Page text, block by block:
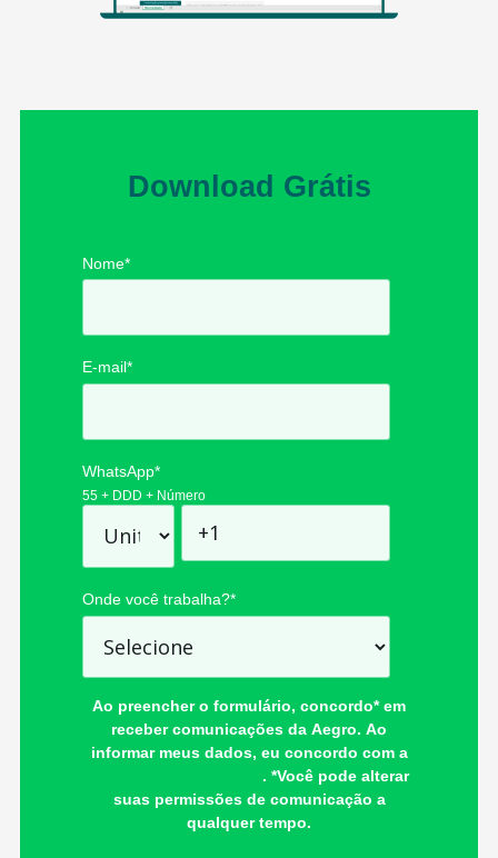
Download Grátis
Nome*
E-mail*
WhatsApp*
55 + DDD + Número
Onde você trabalha?*
Ao preencher o formulário, concordo* em
receber comunicações da Aegro. Ao
informar meus dados, eu concordo com a
. *Você pode alterar
suas permissões de comunicação a
qualquer tempo.